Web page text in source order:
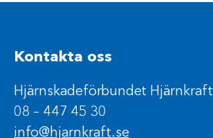
Kontakta oss
Hjärnskadeförbundet Hjärnkraft
08 – 447 45 30
info@hjarnkraft.se